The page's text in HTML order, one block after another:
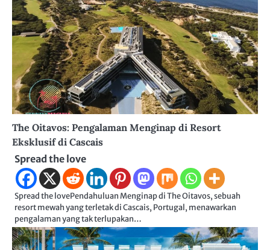
The Oitavos: Pengalaman Menginap di Resort
Eksklusif di Cascais
Spread the love
Spread the lovePendahuluan Menginap di The Oitavos, sebuah
resort mewah yang terletak di Cascais, Portugal, menawarkan
pengalaman yang tak terlupakan…